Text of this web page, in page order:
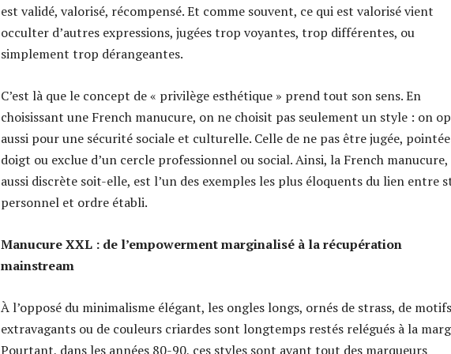
est validé, valorisé, récompensé. Et comme souvent, ce qui est valorisé vient
occulter d’autres expressions, jugées trop voyantes, trop différentes, ou
simplement trop dérangeantes.
C’est là que le concept de « privilège esthétique » prend tout son sens. En
choisissant une French manucure, on ne choisit pas seulement un style : on
aussi pour une sécurité sociale et culturelle. Celle de ne pas être jugée,
doigt ou exclue d’un cercle professionnel ou social. Ainsi, la French manucure,
aussi discrète soit-elle, est l’un des exemples les plus éloquents du lien entre
personnel et ordre établi.
Manucure XXL : de l’empowerment marginalisé à la récupération
mainstream
À l’opposé du minimalisme élégant, les ongles longs, ornés de strass, de motifs
extravagants ou de couleurs criardes sont longtemps restés relégués à la
Pourtant, dans les années 80-90, ces styles sont avant tout des marqueurs